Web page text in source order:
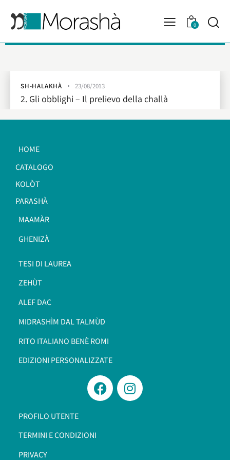
0
SH-HALAKHÀ 23/08/2013
2. Gli obblighi – Il prelievo della challà
HOME
CATALOGO
KOLÒT
PARASHÀ
MAAMÀR
GHENIZÀ
TESI DI LAUREA
ZEHÙT
ALEF DAC
MIDRASHÌM DAL TALMÙD
RITO ITALIANO BENÈ ROMI​
EDIZIONI PERSONALIZZATE
PROFILO UTENTE
TERMINI E CONDIZIONI
PRIVACY